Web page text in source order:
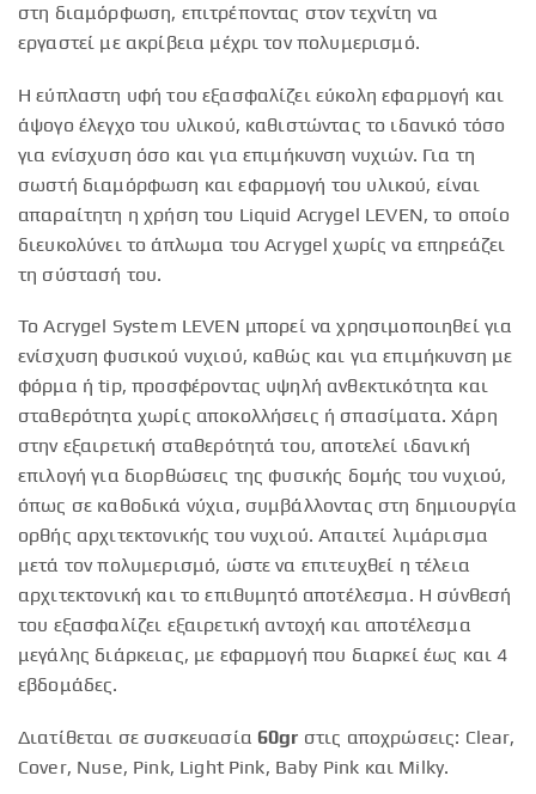
στη διαμόρφωση, επιτρέποντας στον τεχνίτη να
εργαστεί με ακρίβεια μέχρι τον πολυμερισμό.
Η εύπλαστη υφή του εξασφαλίζει εύκολη εφαρμογή και
άψογο έλεγχο του υλικού, καθιστώντας το ιδανικό τόσο
για ενίσχυση όσο και για επιμήκυνση νυχιών. Για τη
σωστή διαμόρφωση και εφαρμογή του υλικού, είναι
απαραίτητη η χρήση του Liquid Acrygel LEVEN, το οποίο
διευκολύνει το άπλωμα του Acrygel χωρίς να επηρεάζει
τη σύστασή του.
Το Acrygel System LEVEN μπορεί να χρησιμοποιηθεί για
ενίσχυση φυσικού νυχιού, καθώς και για επιμήκυνση με
φόρμα ή tip, προσφέροντας υψηλή ανθεκτικότητα και
σταθερότητα χωρίς αποκολλήσεις ή σπασίματα. Χάρη
στην εξαιρετική σταθερότητά του, αποτελεί ιδανική
επιλογή για διορθώσεις της φυσικής δομής του νυχιού,
όπως σε καθοδικά νύχια, συμβάλλοντας στη δημιουργία
ορθής αρχιτεκτονικής του νυχιού. Απαιτεί λιμάρισμα
μετά τον πολυμερισμό, ώστε να επιτευχθεί η τέλεια
αρχιτεκτονική και το επιθυμητό αποτέλεσμα. Η σύνθεσή
του εξασφαλίζει εξαιρετική αντοχή και αποτέλεσμα
μεγάλης διάρκειας, με εφαρμογή που διαρκεί έως και 4
εβδομάδες.
Διατίθεται σε συσκευασία 60gr στις αποχρώσεις: Clear,
Cover, Nuse, Pink, Light Pink, Baby Pink και Milky.